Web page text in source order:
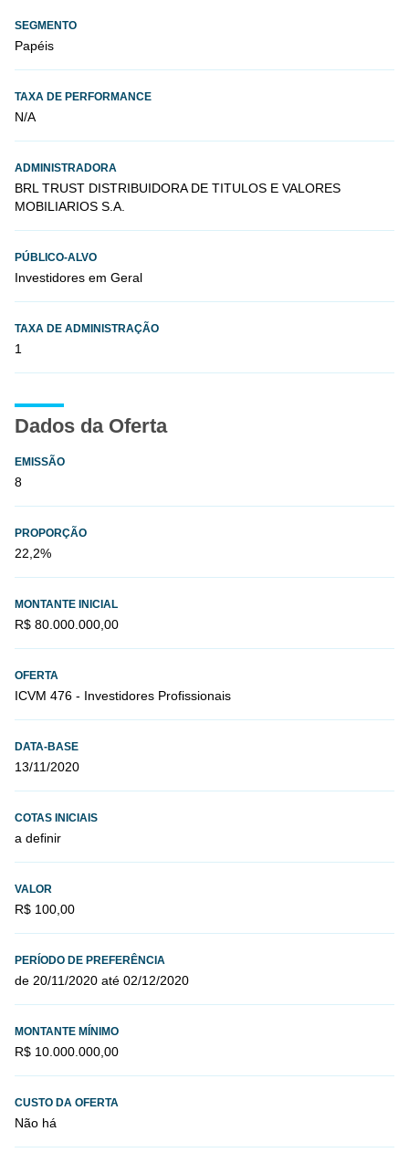
SEGMENTO
Papéis
TAXA DE PERFORMANCE
N/A
ADMINISTRADORA
BRL TRUST DISTRIBUIDORA DE TITULOS E VALORES
MOBILIARIOS S.A.
PÚBLICO-ALVO
Investidores em Geral
TAXA DE ADMINISTRAÇÃO
1
Dados da Oferta
EMISSÃO
8
PROPORÇÃO
22,2%
MONTANTE INICIAL
R$ 80.000.000,00
OFERTA
ICVM 476 - Investidores Profissionais
DATA-BASE
13/11/2020
COTAS INICIAIS
a definir
VALOR
R$ 100,00
PERÍODO DE PREFERÊNCIA
de 20/11/2020 até 02/12/2020
MONTANTE MÍNIMO
R$ 10.000.000,00
CUSTO DA OFERTA
Não há